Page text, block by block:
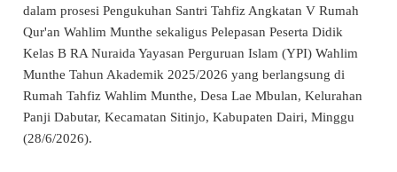
dalam prosesi Pengukuhan Santri Tahfiz Angkatan V Rumah
Qur'an Wahlim Munthe sekaligus Pelepasan Peserta Didik
Kelas B RA Nuraida Yayasan Perguruan Islam (YPI) Wahlim
Munthe Tahun Akademik 2025/2026 yang berlangsung di
Rumah Tahfiz Wahlim Munthe, Desa Lae Mbulan, Kelurahan
Panji Dabutar, Kecamatan Sitinjo, Kabupaten Dairi, Minggu
(28/6/2026).